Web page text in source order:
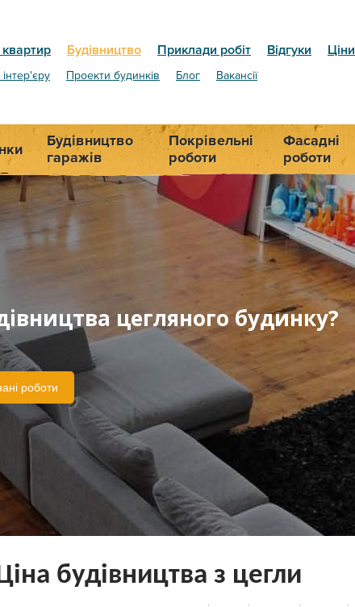
Будівництво Приклади робіт Відгуки Ціни
Проекти будинків Блог Вакансії
Будівництво
гаражів
Покрівельні
роботи
Фасадні
роботи
цегляного будинку?
роботи
будівництва з цегли